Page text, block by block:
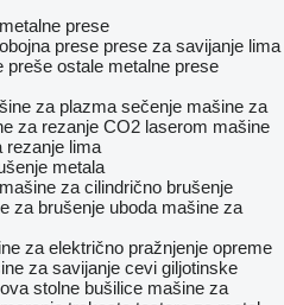
metalne prese
prese prese za savijanje lima
preše ostale metalne prese
za plazma sečenje mašine za
za rezanje CO2 laserom mašine
rezanje lima
metala
mašine za cilindrično brušenje
za brušenje uboda mašine za
za električno pražnjenje opreme
za savijanje cevi giljotinske
stolne bušilice mašine za